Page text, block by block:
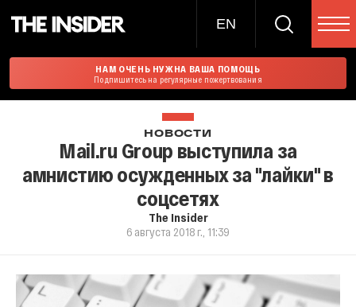
EN
НАМ ОЧЕНЬ НУЖНА ВАША ПОМОЩЬ
Подпишитесь на регулярные пожертвования
НОВОСТИ
Mail.ru Group выступила за
амнистию осужденных за "лайки" в
соцсетях
The Insider
6 августа 2018 г., 11:39